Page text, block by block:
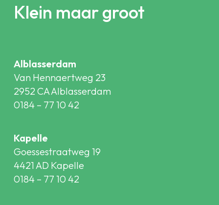
Klein maar groot
Alblasserdam
Van Hennaertweg 23
2952 CA Alblasserdam
0184 – 77 10 42
Kapelle
Goessestraatweg 19
4421 AD Kapelle
0184 – 77 10 42